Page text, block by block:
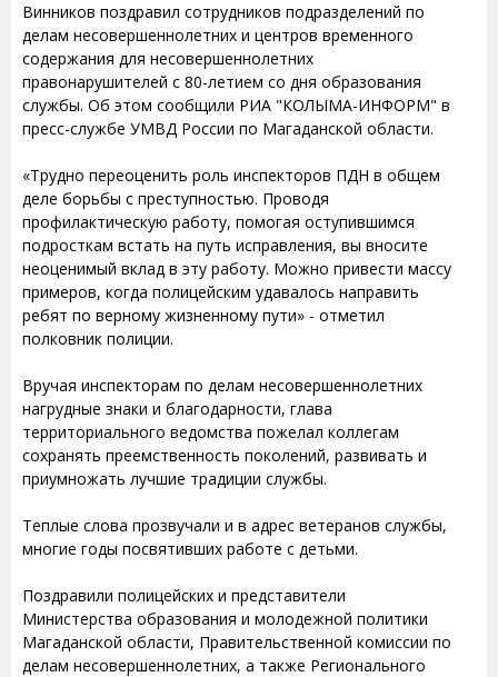
Винников поздравил сотрудников подразделений по
делам несовершеннолетних и центров временного
содержания для несовершеннолетних
правонарушителей с 80-летием со дня образования
службы. Об этом сообщили РИА "КОЛЫМА-ИНФОРМ" в
пресс-службе УМВД России по Магаданской области.
«Трудно переоценить роль инспекторов ПДН в общем
деле борьбы с преступностью. Проводя
профилактическую работу, помогая оступившимся
подросткам встать на путь исправления, вы вносите
неоценимый вклад в эту работу. Можно привести массу
примеров, когда полицейским удавалось направить
ребят по верному жизненному пути» - отметил
полковник полиции.
Вручая инспекторам по делам несовершеннолетних
нагрудные знаки и благодарности, глава
территориального ведомства пожелал коллегам
сохранять преемственность поколений, развивать и
приумножать лучшие традиции службы.
Теплые слова прозвучали и в адрес ветеранов службы,
многие годы посвятивших работе с детьми.
Поздравили полицейских и представители
Министерства образования и молодежной политики
Магаданской области, Правительственной комиссии по
делам несовершеннолетних, а также Регионального